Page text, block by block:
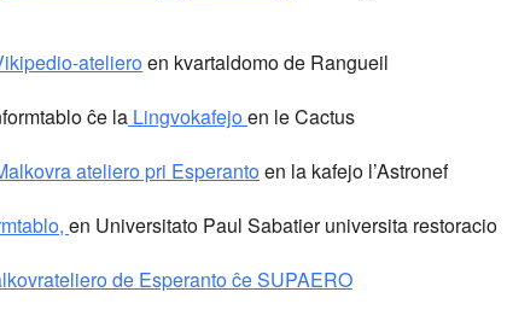
atelieroen kvartaldomo de Rangueil
ĉe la Lingvokafejoen le Cactus
ateliero pri Esperantoen la kafejo l’Astronef
en Universitato Paul Sabatier universita restoracio
de Esperanto ĉe SUPAERO